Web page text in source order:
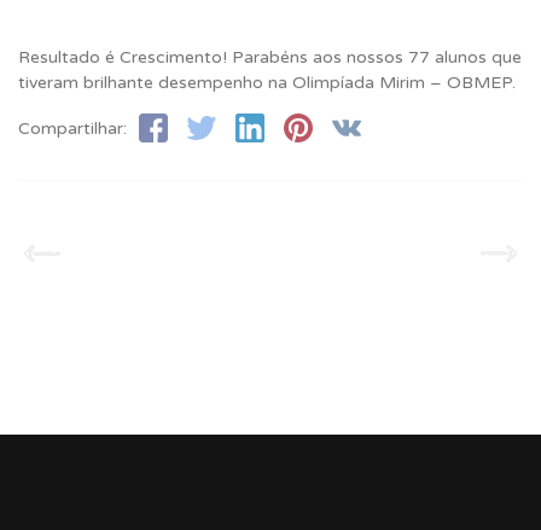
Resultado é Crescimento! Parabéns aos nossos 77 alunos que
tiveram brilhante desempenho na Olimpíada Mirim – OBMEP.
Compartilhar: